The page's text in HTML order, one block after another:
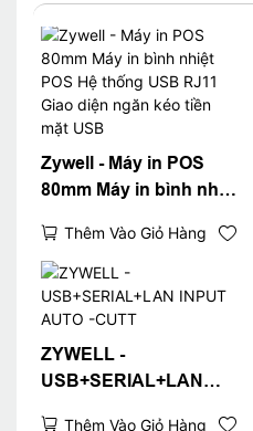
Zywell - Máy in POS
80mm Máy in bình nhiệt
RJ11 Giao diện ngăn
kéo tiền mặt USB
Thêm Vào Giỏ Hàng
ZYWELL -
USB+SERIAL+LAN
Thêm Vào Giỏ Hàng